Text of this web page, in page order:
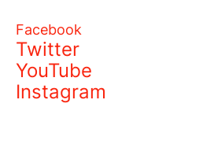
Facebook
Twitter
YouTube
Instagram